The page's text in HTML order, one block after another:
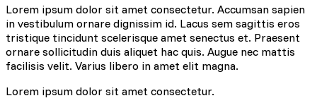
Lorem ipsum dolor sit amet consectetur. Accumsan sapien
in vestibulum ornare dignissim id. Lacus sem sagittis eros
tristique tincidunt scelerisque amet senectus et. Praesent
ornare sollicitudin duis aliquet hac quis. Augue nec mattis
facilisis velit. Varius libero in amet elit magna.
Lorem ipsum dolor sit amet consectetur.